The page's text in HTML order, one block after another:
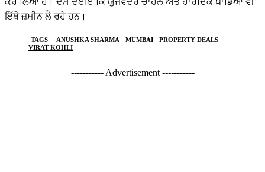
ਇੱਥੇ ਜ਼ਮੀਨ ਲੈ ਰਹੇ ਹਨ।
TAGS ANUSHKA SHARMA MUMBAI
PROPERTY DEALS
VIRAT KOHLI
----------- Advertisement -----------